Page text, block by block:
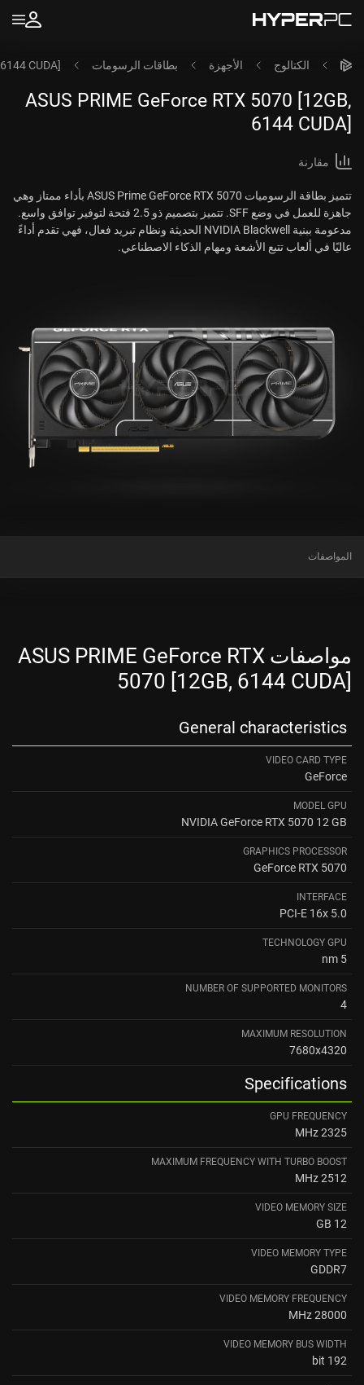
الكتالوج الأجهزة بطاقات الرسومات CUDA]
ASUS PRIME GeForce RTX 5070 [12GB,
6144 CUDA]
مقارنة
تتميز بطاقة الرسوميات ASUS Prime GeForce RTX 5070 بأداء ممتاز وهي
جاهزة للعمل في وضع SFF. تتميز بتصميم ذو 2.5 فتحة لتوفير توافق واسع.
مدعومة ببنية NVIDIA Blackwell الحديثة ونظام تبريد فعال، فهي تقدم أداءً
عاليًا في ألعاب تتبع الأشعة ومهام الذكاء الاصطناعي.
المواصفات
مواصفات ASUS PRIME GeForce RTX
5070 [12GB, 6144 CUDA]
General characteristics
VIDEO CARD TYPE
GeForce
MODEL GPU
NVIDIA GeForce RTX 5070 12 GB
GRAPHICS PROCESSOR
GeForce RTX 5070
INTERFACE
PCI-E 16x 5.0
TECHNOLOGY GPU
5 nm
NUMBER OF SUPPORTED MONITORS
4
MAXIMUM RESOLUTION
7680x4320
Specifications
GPU FREQUENCY
2325 MHz
MAXIMUM FREQUENCY WITH TURBO BOOST
2512 MHz
VIDEO MEMORY SIZE
12 GB
VIDEO MEMORY TYPE
GDDR7
VIDEO MEMORY FREQUENCY
28000 MHz
VIDEO MEMORY BUS WIDTH
192 bit